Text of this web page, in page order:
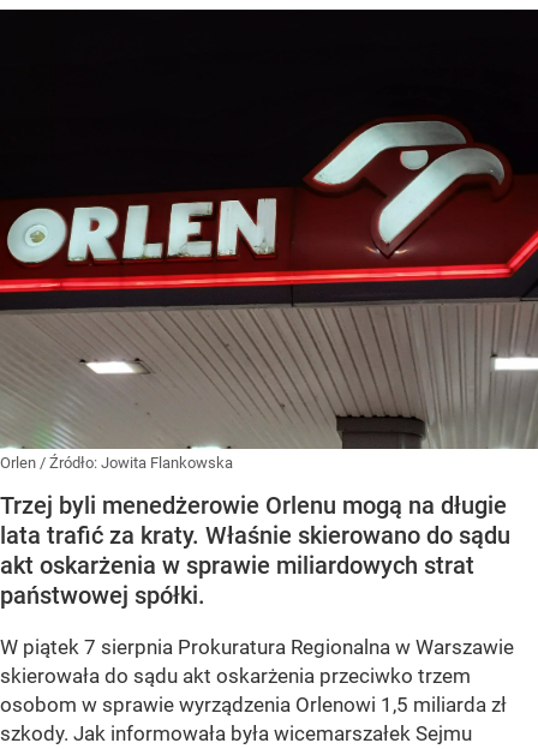
Orlen / Źródło: Jowita Flankowska
Trzej byli menedżerowie Orlenu mogą na długie
lata trafić za kraty. Właśnie skierowano do sądu
akt oskarżenia w sprawie miliardowych strat
państwowej spółki.
W piątek 7 sierpnia Prokuratura Regionalna w Warszawie
skierowała do sądu akt oskarżenia przeciwko trzem
osobom w sprawie wyrządzenia Orlenowi 1,5 miliarda zł
szkody. Jak informowała była wicemarszałek Sejmu